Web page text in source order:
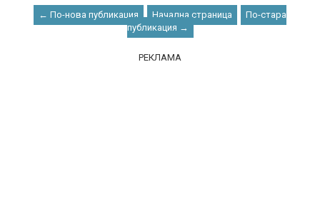
← По-нова публикация Начална страница
По-стара
публикация →
РЕКЛАМА